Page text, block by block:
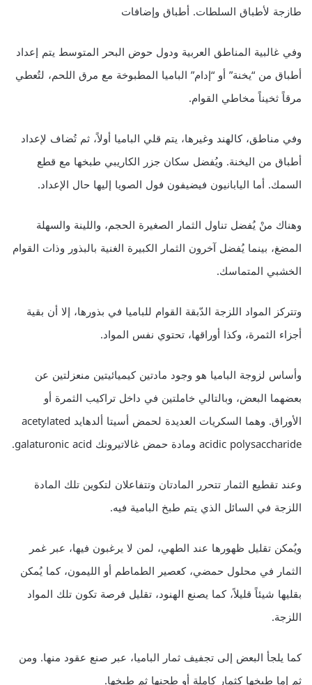
طازجة لأطباق السلطات. أطباق وإضافات
وفي غالبية المناطق العربية ودول حوض البحر المتوسط يتم إعداد
أطباق من “يخنة” أو “إدام” الباميا المطبوخة مع مرق اللحم، لتُعطي
مرقاً ثخيناً مخاطي القوام.
وفي مناطق، كالهند وغيرها، يتم قلي الباميا أولاً، ثم تُضاف لإعداد
أطباق من اليخنة. ويُفضل سكان جزر الكاريبي طبخها مع قطع
السمك. أما اليابانيون فيضيفون فول الصويا إليها حال الإعداد.
وهناك منْ يُفضل تناول الثمار الصغيرة الحجم، واللينة والسهلة
المضغ، بينما يُفضل آخرون الثمار الكبيرة الغنية بالبذور وذات القوام
الخشبي المتماسك.
وتتركز المواد اللزجة الدّبقة القوام للباميا في بذورها، إلا أن بقية
أجزاء الثمرة، وكذا أوراقها، تحتوي نفس المواد.
وأساس لزوجة الباميا هو وجود مادتين كيميائيتين منعزلتين عن
بعضهما البعض، وبالتالي خاملتين في داخل تراكيب الثمرة أو
الأوراق. وهما السكريات العديدة لحمض أسيتا ألدهايد acetylated
acidic polysaccharide ومادة حمض غالاتيرونك galaturonic acid.
وعند تقطيع الثمار تتحرر المادتان وتتفاعلان لتكوين تلك المادة
اللزجة في السائل الذي يتم طبخ البامية فيه.
ويُمكن تقليل ظهورها عند الطهي، لمن لا يرغبون فيها، عبر غمر
الثمار في محلول حمضي، كعصير الطماطم أو الليمون، كما يُمكن
بقليها شيئاً قليلاً، كما يصنع الهنود، تقليل فرصة تكون تلك المواد
اللزجة.
كما يلجأ البعض إلى تجفيف ثمار الباميا، عبر صنع عقود منها. ومن
ثم إما طبخها كثمار كاملة أو طحنها ثم طبخها.